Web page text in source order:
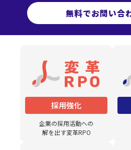
無料でお問い合
採用強化
企業の採用活動への
解を出す変革RPO
▼ ご参考
健康経営アドバイザー資格取得に
https://www.leggenda.co.jp/
健康経営の現状と課題